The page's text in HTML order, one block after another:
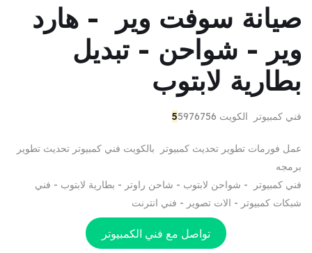
صيانة سوفت وير - هارد
وير - شواحن - تبديل
بطارية لابتوب
فني كمبيوتر الكويت 55976756
عمل فورمات تطوير تحديث كمبيوتر بالكويت فني كمبيوتر تحديث تطوير
برمجه
فني كمبيوتر - شواحن لابتوب - شاحن راوتر - بطارية لابتوب - فني
شبكات كمبيوتر - الات تصوير - فني انترنت
تواصل مع فني الكمبيوتر